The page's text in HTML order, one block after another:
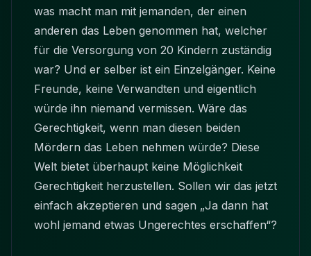
was macht man mit jemanden, der einen
anderen das Leben genommen hat, welcher
für die Versorgung von 20 Kindern zuständig
war? Und er selber ist ein Einzelgänger. Keine
Freunde, keine Verwandten und eigentlich
würde ihn niemand vermissen. Wäre das
Gerechtigkeit, wenn man diesen beiden
Mördern das Leben nehmen würde? Diese
Welt bietet überhaupt keine Möglichkeit
Gerechtigkeit herzustellen. Sollen wir das jetzt
einfach akzeptieren und sagen „Ja dann hat
wohl jemand etwas Ungerechtes erschaffen“?